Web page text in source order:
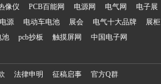
像仪 PCB百能网 电源网 电气网 电子展
源 电动车电池 展会 电气十大品牌 展柜
池 pcb抄板 触摸屏网
中国电子网
法律申明 征稿启事 官方Q群